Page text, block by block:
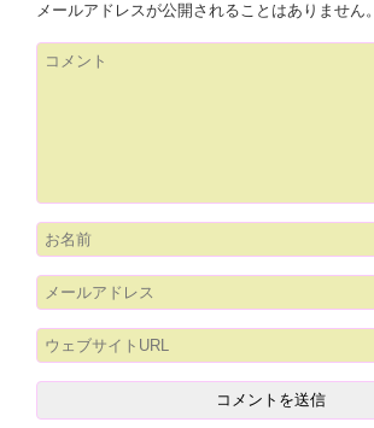
メールアドレスが公開されることはありません。